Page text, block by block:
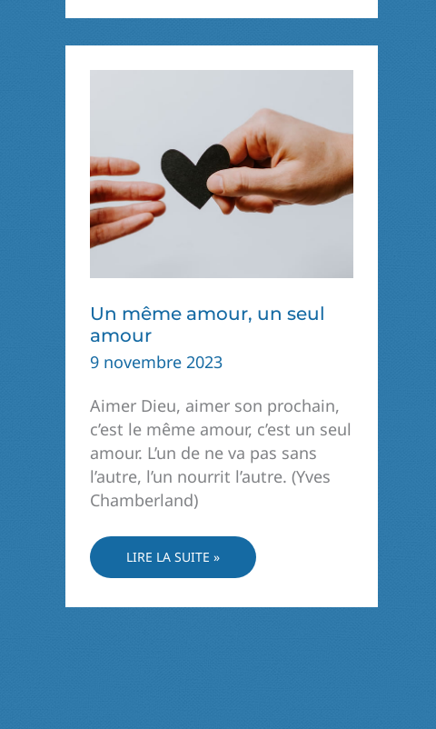
Un même amour, un seul
amour
9 novembre 2023
Aimer Dieu, aimer son prochain,
c’est le même amour, c’est un seul
amour. L’un de ne va pas sans
l’autre, l’un nourrit l’autre. (Yves
Chamberland)
UN
MÊME
AMOUR,
LIRE LA SUITE »